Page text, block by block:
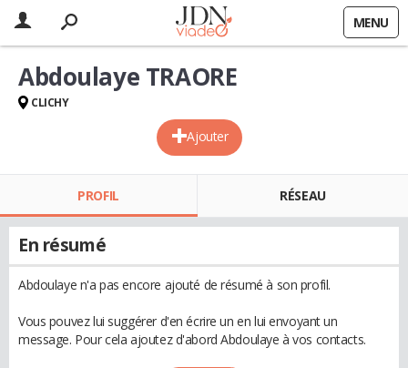
MENU
Ajouter
Abdoulaye TRAORE
CLICHY
PROFIL RÉSEAU
En résumé
Abdoulaye n'a pas encore ajouté de résumé à son profil.
Vous pouvez lui suggérer d'en écrire un en lui envoyant un
message. Pour cela ajoutez d'abord Abdoulaye à vos contacts.